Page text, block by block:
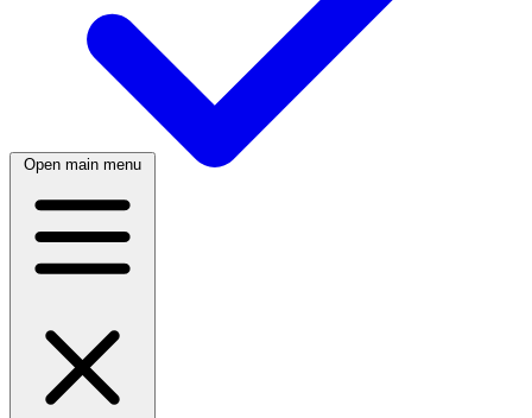
한국어
한국어
Русский
Русский
Open main menu